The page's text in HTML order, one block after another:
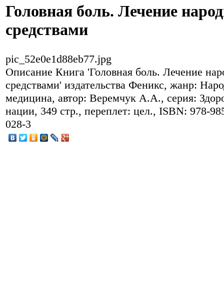
Головная боль. Лечение
средствами
pic_52e0e1d88eb77.jpg
Описание Книга 'Головная боль. Лечение
средствами' издательства Феникс, жанр:
медицина, автор: Веремчук А.А., серия:
нации, 349 стр., переплет: цел., ISBN: 978-
028-3